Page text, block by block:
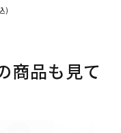
)
商品も見て